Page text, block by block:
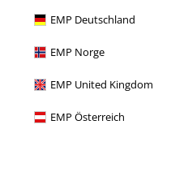
EMP Deutschland
EMP Norge
EMP United Kingdom
EMP Österreich